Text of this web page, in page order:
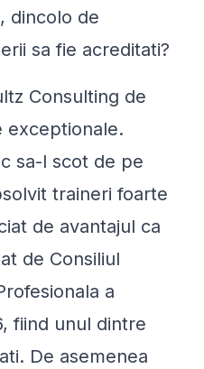
dincolo de
sa fie acreditati?
Consulting de
exceptionale.
sa-l scot de pe
traineri foarte
de avantajul ca
de Consiliul
a
fiind unul dintre
De asemenea